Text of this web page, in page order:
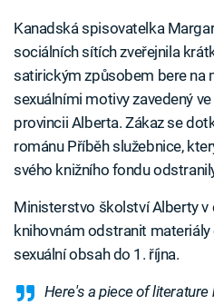
Kanadská spisovatelka
sociálních sítích zveřejnila
satirickým způsobem bere na
sexuálními motivy zavedený
provincii Alberta. Zákaz se
románu Příběh služebnice,
svého knižního fondu
Ministerstvo školství Alberty v
knihovnám odstranit
sexuální obsah do 1. října.
Here's a piece of literature